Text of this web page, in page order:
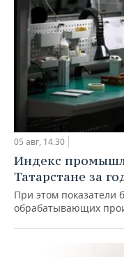
05 авг, 14:30
Индекс
Татарстане за
При этом показатели
обрабатывающих